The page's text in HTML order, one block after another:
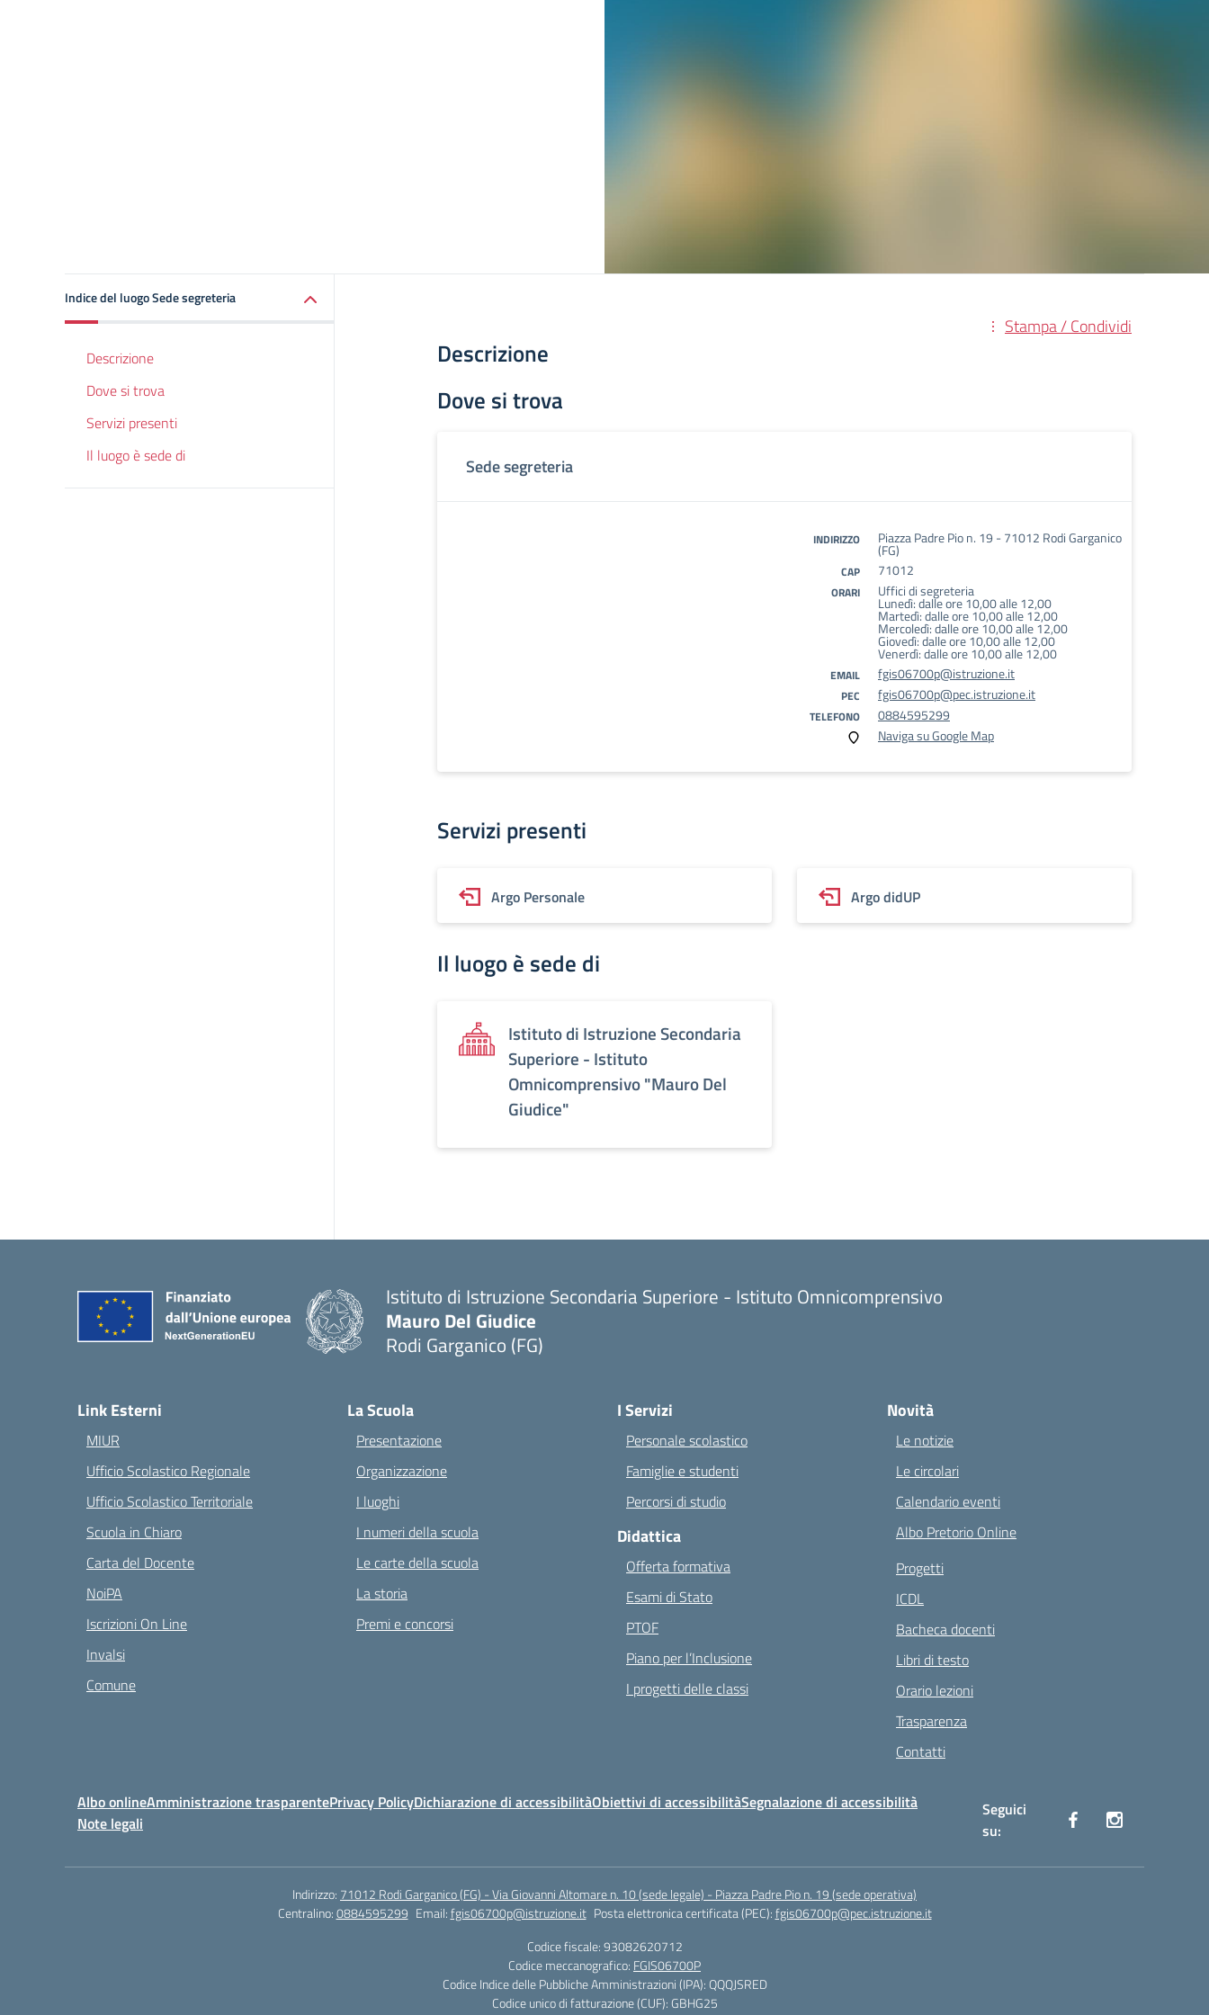
Indice del luogo Sede segreteria
Descrizione
Dove si trova
Servizi presenti
Il luogo è sede di
Stampa / Condividi
Descrizione
Dove si trova
Sede segreteria
INDIRIZZO Piazza Padre Pio n. 19 - 71012 Rodi Garganico
(FG)
CAP 71012
ORARI Uffici di segreteria
Lunedì: dalle ore 10,00 alle 12,00
Martedì: dalle ore 10,00 alle 12,00
Mercoledì: dalle ore 10,00 alle 12,00
Giovedì: dalle ore 10,00 alle 12,00
Venerdì: dalle ore 10,00 alle 12,00
EMAIL fgis06700p@istruzione.it
PEC fgis06700p@pec.istruzione.it
TELEFONO
0884595299
Naviga su Google Map
Servizi presenti
Argo Personale Argo didUP
Il luogo è sede di
Istituto di Istruzione Secondaria
Superiore - Istituto
Omnicomprensivo "Mauro Del
Giudice"
Istituto di Istruzione Secondaria Superiore - Istituto Omnicomprensivo
Mauro Del Giudice
Rodi Garganico (FG)
Link Esterni
MIUR
Ufficio Scolastico Regionale
Ufficio Scolastico Territoriale
Scuola in Chiaro
Carta del Docente
NoiPA
Iscrizioni On Line
Invalsi
Comune
La Scuola
Presentazione
Organizzazione
I luoghi
I numeri della scuola
Le carte della scuola
La storia
Premi e concorsi
I Servizi
Personale scolastico
Famiglie e studenti
Percorsi di studio
Didattica
Offerta formativa
Esami di Stato
PTOF
Piano per l’Inclusione
I progetti delle classi
Novità
Le notizie
Le circolari
Calendario eventi
Albo Pretorio Online
Progetti
ICDL
Bacheca docenti
Libri di testo
Orario lezioni
Trasparenza
Contatti
Albo onlineAmministrazione trasparentePrivacy PolicyDichiarazione di accessibilitàObiettivi di accessibilitàSegnalazione di accessibilità
Note legali
Seguici
su:
Indirizzo: 71012 Rodi Garganico (FG) - Via Giovanni Altomare n. 10 (sede legale) - Piazza Padre Pio n. 19 (sede operativa)
Centralino:0884595299 Email:fgis06700p@istruzione.it Posta elettronica certificata (PEC):fgis06700p@pec.istruzione.it
Codice fiscale: 93082620712
Codice meccanografico: FGIS06700P
Codice Indice delle Pubbliche Amministrazioni (IPA): QQQJSRED
Codice unico di fatturazione (CUF): GBHG25